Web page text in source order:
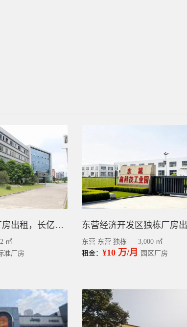
中山火炬开发区厂房出租，长亿工业园招商，研发/生产/办公，5532平
㎡
准厂房
东营 东营 独栋
3,000 ㎡
租金： ¥10 万/月 园区厂房